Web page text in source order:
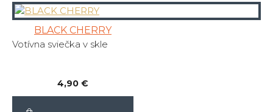
BLACK CHERRY
Votívna sviečka v skle
4,90 €